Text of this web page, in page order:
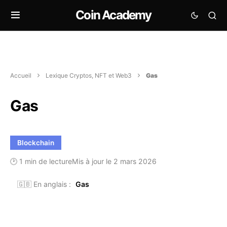
Coin Academy
Accueil Lexique Cryptos, NFT et Web3 Gas
Gas
Blockchain
🕑 1 min de lectureMis à jour le 2 mars 2026
🇬🇧 En anglais : Gas